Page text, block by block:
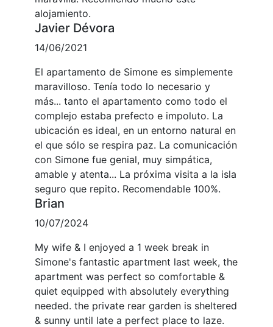
alojamiento.
Javier Dévora
14/06/2021
El apartamento de Simone es simplemente
maravilloso. Tenía todo lo necesario y
más... tanto el apartamento como todo el
complejo estaba prefecto e impoluto. La
ubicación es ideal, en un entorno natural en
el que sólo se respira paz. La comunicación
con Simone fue genial, muy simpática,
amable y atenta... La próxima visita a la isla
seguro que repito. Recomendable 100%.
Brian
10/07/2024
My wife & I enjoyed a 1 week break in
Simone's fantastic apartment last week, the
apartment was perfect so comfortable &
quiet equipped with absolutely everything
needed. the private rear garden is sheltered
& sunny until late a perfect place to laze.